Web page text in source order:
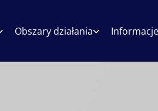
Obszary działania Informacje